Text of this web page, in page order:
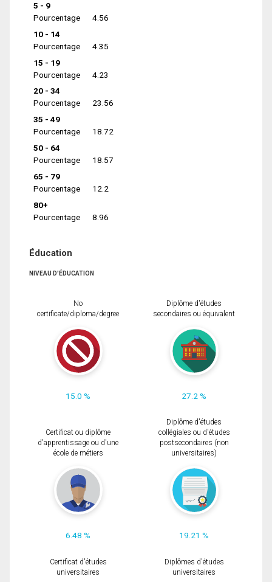
5 - 9
Pourcentage
4.56
10 - 14
Pourcentage
4.35
15 - 19
Pourcentage
4.23
20 - 34
Pourcentage
23.56
35 - 49
Pourcentage
18.72
50 - 64
Pourcentage
18.57
65 - 79
Pourcentage
12.2
80+
Pourcentage
8.96
Éducation
NIVEAU D'ÉDUCATION
No
certificate/diploma/degree
15.0 %
Diplôme d'études
secondaires ou équivalent
27.2 %
Certificat ou diplôme
d'apprentissage ou d'une
école de métiers
6.48 %
Diplôme d'études
collégiales ou d'études
postsecondaires (non
universitaires)
19.21 %
Certificat d'études
universitaires
Diplômes d'études
universitaires